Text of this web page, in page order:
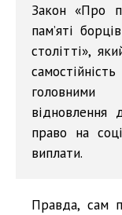
Закон «Про
пам’яті
столітті»,
відновлення
право на
виплати.
Правда, сам